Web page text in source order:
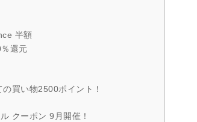
半額
還元
買い物2500ポイント！
クーポン 9月開催！